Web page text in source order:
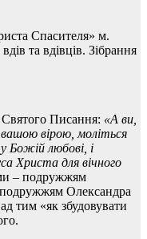
Спасителя» м.
та вдівців. Зібрання
Святого Писання: «А ви,
вірою, моліться
Божій любові, і
Христа для вічного
– подружжям
Олександра
тим «як збудовувати